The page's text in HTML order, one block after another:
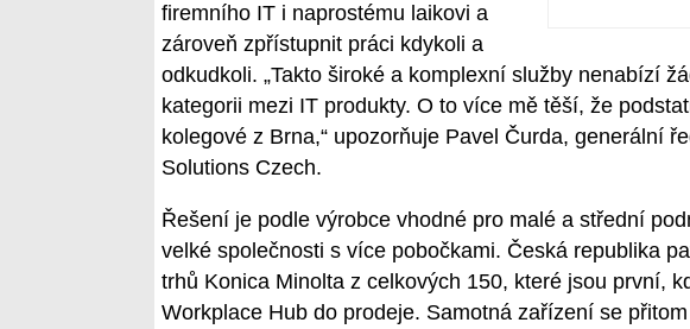
firemního IT i naprostému laikovi a
zároveň zpřístupnit práci kdykoli a
odkudkoli. „Takto široké a komplexní služby nenabízí
kategorii mezi IT produkty. O to více mě těší, že
kolegové z Brna,“ upozorňuje Pavel Čurda, generální
Solutions Czech.
Řešení je podle výrobce vhodné pro malé a střední
velké společnosti s více pobočkami. Česká republika
trhů Konica Minolta z celkových 150, které jsou první,
Workplace Hub do prodeje. Samotná zařízení se